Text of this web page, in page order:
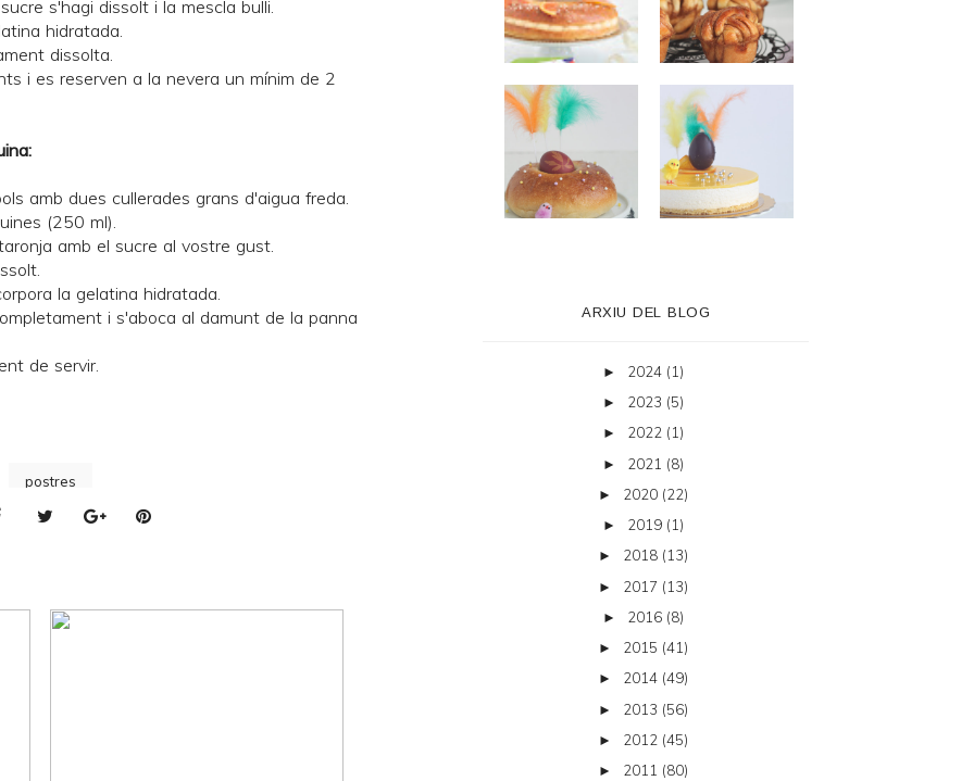
s'hagi dissolt i la mescla bulli.
hidratada.
dissolta.
i es reserven a la nevera un mínim de 2
amb dues cullerades grans d'aigua freda.
(250 ml).
amb el sucre al vostre gust.
la gelatina hidratada.
i s'aboca al damunt de la panna
de servir.
postres
ARXIU DEL BLOG
► 2024 (1)
► 2023 (5)
► 2022 (1)
► 2021 (8)
► 2020 (22)
► 2019 (1)
► 2018 (13)
► 2017 (13)
► 2016 (8)
► 2015 (41)
► 2014 (49)
► 2013 (56)
► 2012 (45)
► 2011 (80)